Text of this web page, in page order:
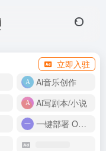
立即入驻
Ai音乐创作
Ai写剧本/小说
一键部署 OpenClaw